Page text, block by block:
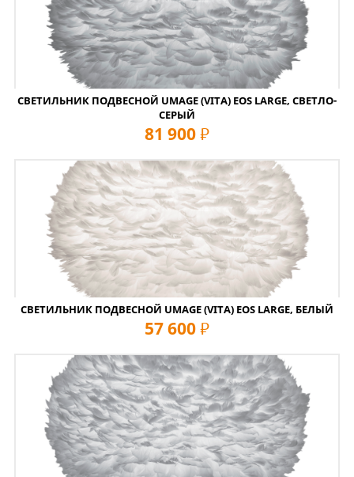
СВЕТИЛЬНИК ПОДВЕСНОЙ UMAGE (VITA) EOS LARGE, СВЕТЛО-
СЕРЫЙ
81 900 руб
СВЕТИЛЬНИК ПОДВЕСНОЙ UMAGE (VITA) EOS LARGE, БЕЛЫЙ
57 600 руб